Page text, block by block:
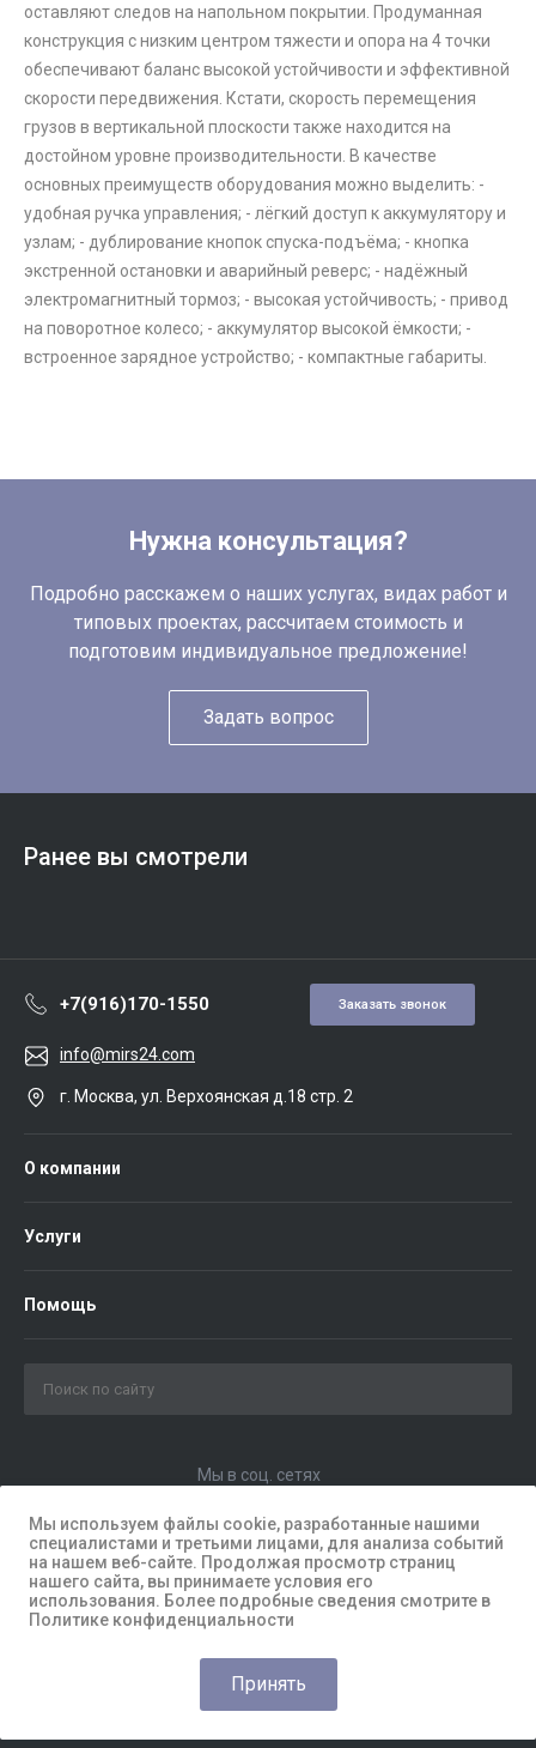
Мы используем файлы cookie, разработанные нашими
специалистами и третьими лицами, для анализа событий
на нашем веб-сайте. Продолжая просмотр страниц
нашего сайта, вы принимаете условия его
использования. Более подробные сведения смотрите в
Политике конфиденциальности
Принять
оставляют следов на напольном покрытии. Продуманная
конструкция с низким центром тяжести и опора на 4 точки
обеспечивают баланс высокой устойчивости и эффективной
скорости передвижения. Кстати, скорость перемещения
грузов в вертикальной плоскости также находится на
достойном уровне производительности. В качестве
основных преимуществ оборудования можно выделить: -
удобная ручка управления; - лёгкий доступ к аккумулятору и
узлам; - дублирование кнопок спуска-подъёма; - кнопка
экстренной остановки и аварийный реверс; - надёжный
электромагнитный тормоз; - высокая устойчивость; - привод
на поворотное колесо; - аккумулятор высокой ёмкости; -
встроенное зарядное устройство; - компактные габариты.
Нужна консультация?
Подробно расскажем о наших услугах, видах работ и
типовых проектах, рассчитаем стоимость и
подготовим индивидуальное предложение!
Задать вопрос
Ранее вы смотрели
+7(916)170-1550 Заказать звонок
info@mirs24.com
г. Москва, ул. Верхоянская д.18 стр. 2
О компании
Услуги
Помощь
Мы в соц. сетях